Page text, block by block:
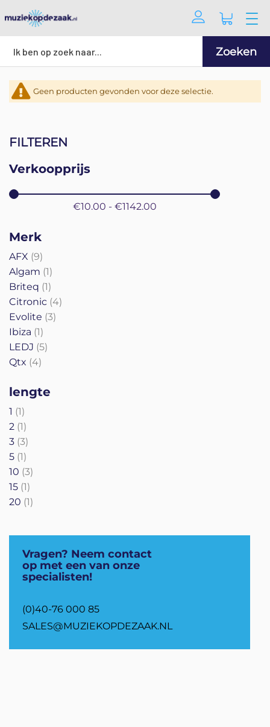
Zoeken
Geen producten gevonden voor deze selectie.
FILTEREN
Verkoopprijs
€10.00 - €1142.00
Merk
AFX 9producten
Algam 1product
Briteq 1product
Citronic 4producten
Evolite 3producten
Ibiza 1product
LEDJ 5producten
Qtx 4producten
lengte
1 1product
2 1product
3 3producten
5 1product
10 3producten
15 1product
20 1product
Vragen? Neem contact
op met een van onze
specialisten!
(0)40-76 000 85
SALES@MUZIEKOPDEZAAK.NL